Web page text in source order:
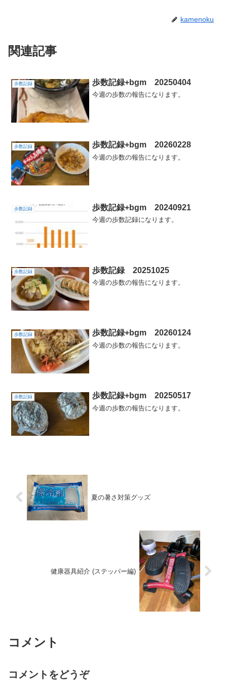
kamenoku
関連記事
歩数記録 歩数記録+bgm 20250404
今週の歩数の報告になります。
歩数記録 歩数記録+bgm 20260228
今週の歩数の報告になります。
歩数記録 歩数記録+bgm 20240921
今週の歩数記録になります。
歩数記録 歩数記録 20251025
今週の歩数の報告になります。
歩数記録 歩数記録+bgm 20260124
今週の歩数の報告になります。
歩数記録 歩数記録+bgm 20250517
今週の歩数の報告になります。
夏の暑さ対策グッズ
健康器具紹介 (ステッパー編)
コメント
コメントをどうぞ